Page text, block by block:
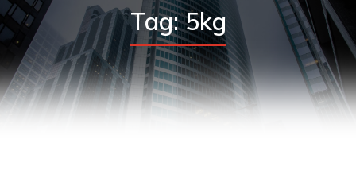
Tag: 5kg